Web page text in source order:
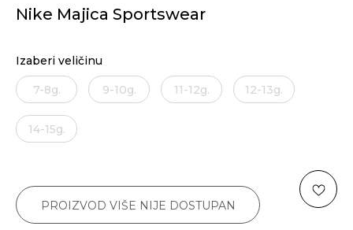
Nike Majica Sportswear
Izaberi veličinu
7-8g. 9-10g. 11-12g. 12-13g.
14-15g.
PROIZVOD VIŠE NIJE DOSTUPAN